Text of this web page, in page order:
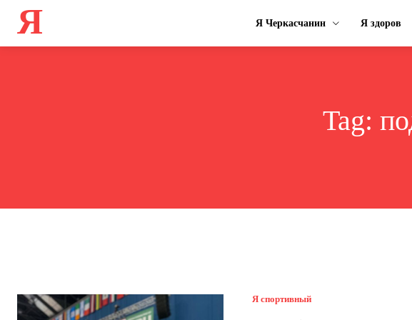
Я Я Черкасчанин Я здоров
Tag:
Я спортивный